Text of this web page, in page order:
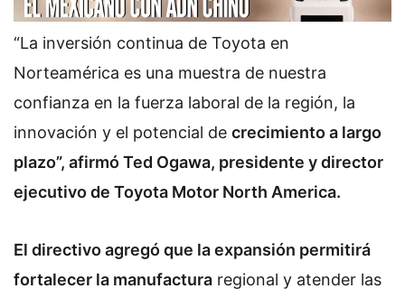
“La inversión continua de Toyota en
Norteamérica es una muestra de nuestra
confianza en la fuerza laboral de la región, la
innovación y el potencial de crecimiento a largo
plazo”, afirmó Ted Ogawa, presidente y director
ejecutivo de Toyota Motor North America.
El directivo agregó que la expansión permitirá
fortalecer la manufactura regional y atender las